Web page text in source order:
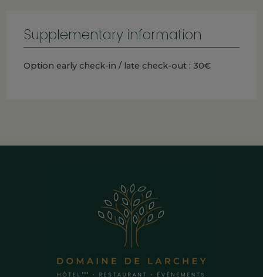
Supplementary information
Option early check-in / late check-out : 30€